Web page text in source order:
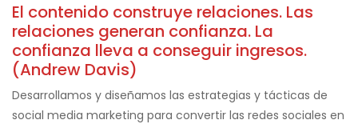
El contenido construye relaciones. Las
relaciones generan confianza. La
confianza lleva a conseguir ingresos.
(Andrew Davis)
Desarrollamos y diseñamos las estrategias y tácticas de
social media marketing para convertir las redes sociales en